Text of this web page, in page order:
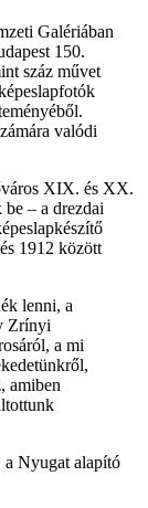
Galériában
150.
száz művet
valódi
XIX. és XX.
– a drezdai
1912 között
lenni, a
Zrínyi
a mi
amiben
Nyugat alapító